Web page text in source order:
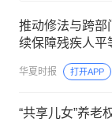
推动修法与跨部
续保障残疾人平
华夏时报 打开APP
“共享儿女”养老